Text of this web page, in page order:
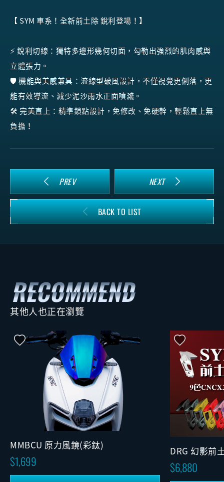
【 SYM 車系！全新前土除 銳利登場！】
⚡️ 銳利切線：獨特多邊形幾何切面，勾勒出強烈的肌肉感與
立體張力。
🛡️ 機能與美感兼具：流線型破風設計，不僅視覺更俐落，更
能有效導流、減少泥沙雨水正面噴濺。
🛠️ 完美直上：精準鎖點設計，免修改、免硬幹，輕鬆直上無
負擔！
PREV NEXT
BACK TO LIST
其他人也正在瀏覽
MMBCU 原力風鏡(彩鈦)
1,699
DRG 幻影前
6,880